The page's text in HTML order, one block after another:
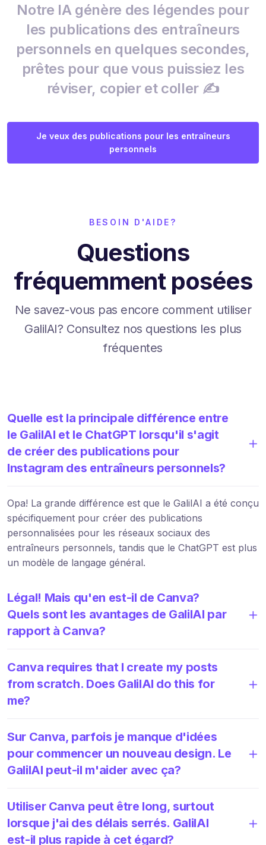
Notre IA génère des légendes pour
les publications des entraîneurs
personnels en quelques secondes,
prêtes pour que vous puissiez les
réviser, copier et coller ✍️
Je veux des publications pour les entraîneurs
personnels
BESOIN D'AIDE?
Questions
fréquemment posées
Ne savez-vous pas encore comment utiliser
GalilAI? Consultez nos questions les plus
fréquentes
Quelle est la principale différence entre
le GalilAI et le ChatGPT lorsqu'il s'agit
de créer des publications pour
Instagram des entraîneurs personnels?
Opa! La grande différence est que le GalilAI a été conçu
spécifiquement pour créer des publications
personnalisées pour les réseaux sociaux des
entraîneurs personnels, tandis que le ChatGPT est plus
un modèle de langage général.
Légal! Mais qu'en est-il de Canva?
Quels sont les avantages de GalilAI par
rapport à Canva?
Canva requires that I create my posts
from scratch. Does GalilAI do this for
me?
Sur Canva, parfois je manque d'idées
pour commencer un nouveau design. Le
GalilAI peut-il m'aider avec ça?
Utiliser Canva peut être long, surtout
lorsque j'ai des délais serrés. GalilAI
est-il plus rapide à cet égard?